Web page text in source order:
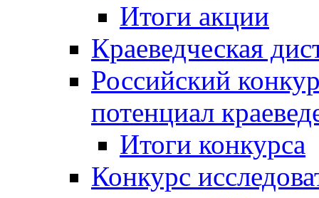
Итоги акции
Краеведческая
Российский
потенциал
Итоги конкурса
Конкурс